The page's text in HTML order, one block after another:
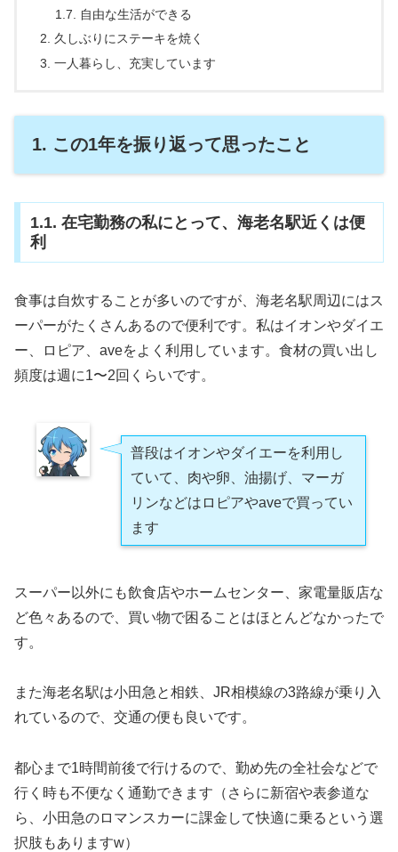
1.7. 自由な生活ができる
2. 久しぶりにステーキを焼く
3. 一人暮らし、充実しています
1. この1年を振り返って思ったこと
1.1. 在宅勤務の私にとって、海老名駅近くは便
利
食事は自炊することが多いのですが、海老名駅周辺にはス
ーパーがたくさんあるので便利です。私はイオンやダイエ
ー、ロピア、aveをよく利用しています。食材の買い出し
頻度は週に1〜2回くらいです。
普段はイオンやダイエーを利用し
ていて、肉や卵、油揚げ、マーガ
リンなどはロピアやaveで買ってい
ます
スーパー以外にも飲食店やホームセンター、家電量販店な
ど色々あるので、買い物で困ることはほとんどなかったで
す。
また海老名駅は小田急と相鉄、JR相模線の3路線が乗り入
れているので、交通の便も良いです。
都心まで1時間前後で行けるので、勤め先の全社会などで
行く時も不便なく通勤できます（さらに新宿や表参道な
ら、小田急のロマンスカーに課金して快適に乗るという選
択肢もありますw）